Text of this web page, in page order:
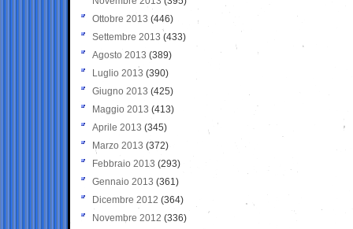
Ottobre 2013 (446)
Settembre 2013 (433)
Agosto 2013 (389)
Luglio 2013 (390)
Giugno 2013 (425)
Maggio 2013 (413)
Aprile 2013 (345)
Marzo 2013 (372)
Febbraio 2013 (293)
Gennaio 2013 (361)
Dicembre 2012 (364)
Novembre 2012 (336)